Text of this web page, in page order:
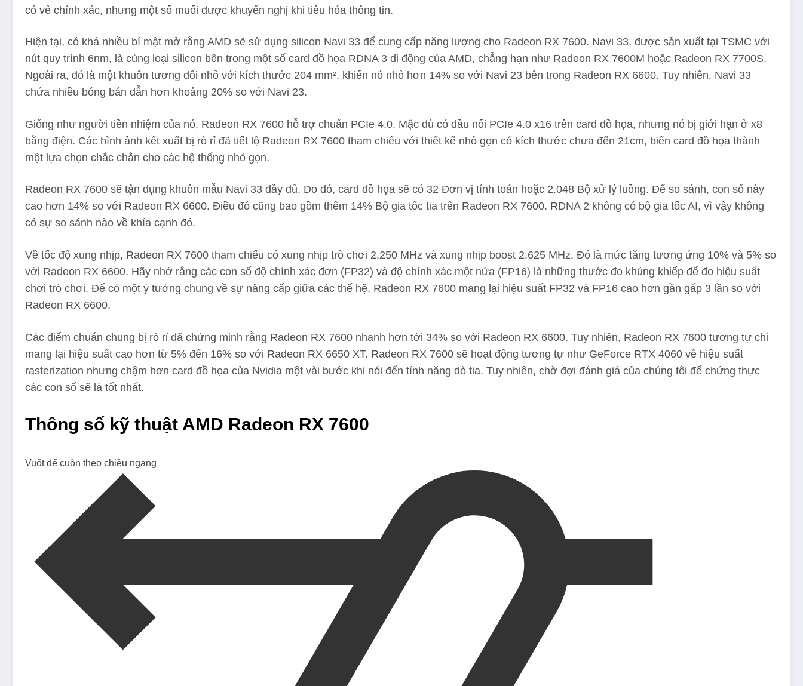
có vẻ chính xác, nhưng một số muối được khuyến nghị khi tiêu hóa thông tin.
Hiện tại, có khá nhiều bí mật mở rằng AMD sẽ sử dụng silicon Navi 33 để cung cấp năng lượng cho Radeon RX 7600. Navi 33, được sản xuất tại TSMC với
nút quy trình 6nm, là cùng loại silicon bên trong một số card đồ họa RDNA 3 di động của AMD, chẳng hạn như Radeon RX 7600M hoặc Radeon RX 7700S.
Ngoài ra, đó là một khuôn tương đối nhỏ với kích thước 204 mm², khiến nó nhỏ hơn 14% so với Navi 23 bên trong Radeon RX 6600. Tuy nhiên, Navi 33
chứa nhiều bóng bán dẫn hơn khoảng 20% ​​so với Navi 23.
Giống như người tiền nhiệm của nó, Radeon RX 7600 hỗ trợ chuẩn PCIe 4.0. Mặc dù có đầu nối PCIe 4.0 x16 trên card đồ họa, nhưng nó bị giới hạn ở x8
bằng điện. Các hình ảnh kết xuất bị rò rỉ đã tiết lộ Radeon RX 7600 tham chiếu với thiết kế nhỏ gọn có kích thước chưa đến 21cm, biến card đồ họa thành
một lựa chọn chắc chắn cho các hệ thống nhỏ gọn.
Radeon RX 7600 sẽ tận dụng khuôn mẫu Navi 33 đầy đủ. Do đó, card đồ họa sẽ có 32 Đơn vị tính toán hoặc 2.048 Bộ xử lý luồng. Để so sánh, con số này
cao hơn 14% so với Radeon RX 6600. Điều đó cũng bao gồm thêm 14% Bộ gia tốc tia trên Radeon RX 7600. RDNA 2 không có bộ gia tốc AI, vì vậy không
có sự so sánh nào về khía cạnh đó.
Về tốc độ xung nhịp, Radeon RX 7600 tham chiếu có xung nhịp trò chơi 2.250 MHz và xung nhịp boost 2.625 MHz. Đó là mức tăng tương ứng 10% và 5% so
với Radeon RX 6600. Hãy nhớ rằng các con số độ chính xác đơn (FP32) và độ chính xác một nửa (FP16) là những thước đo khủng khiếp để đo hiệu suất
chơi trò chơi. Để có một ý tưởng chung về sự nâng cấp giữa các thế hệ, Radeon RX 7600 mang lại hiệu suất FP32 và FP16 cao hơn gần gấp 3 lần so với
Radeon RX 6600.
Các điểm chuẩn chung bị rò rỉ đã chứng minh rằng Radeon RX 7600 nhanh hơn tới 34% so với Radeon RX 6600. Tuy nhiên, Radeon RX 7600 tương tự chỉ
mang lại hiệu suất cao hơn từ 5% đến 16% so với Radeon RX 6650 XT. Radeon RX 7600 sẽ hoạt động tương tự như GeForce RTX 4060 về hiệu suất
rasterization nhưng chậm hơn card đồ họa của Nvidia một vài bước khi nói đến tính năng dò tia. Tuy nhiên, chờ đợi đánh giá của chúng tôi để chứng thực
các con số sẽ là tốt nhất.
Thông số kỹ thuật AMD Radeon RX 7600
Vuốt để cuộn theo chiều ngang